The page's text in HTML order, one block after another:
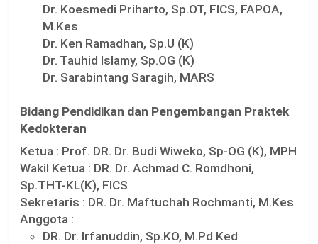
Dr. Koesmedi Priharto, Sp.OT, FICS, FAPOA,
M.Kes
Dr. Ken Ramadhan, Sp.U (K)
Dr. Tauhid Islamy, Sp.OG (K)
Dr. Sarabintang Saragih, MARS
Bidang Pendidikan dan Pengembangan Praktek
Kedokteran
Ketua : Prof. DR. Dr. Budi Wiweko, Sp-OG (K), MPH
Wakil Ketua : DR. Dr. Achmad C. Romdhoni,
Sp.THT-KL(K), FICS
Sekretaris : DR. Dr. Maftuchah Rochmanti, M.Kes
Anggota :
DR. Dr. Irfanuddin, Sp.KO, M.Pd Ked